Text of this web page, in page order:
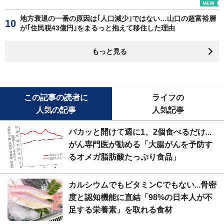
地方衰退の一番の原因は｢人口減少｣ではない…山口の超富裕層
が｢住民税43億円｣をまるっと抱えて移住した理由
もっと見る
この記事の読者に
人気の記事
ライフの
人気記事
パカッと開けて週に1、2個食べるだけ...
がん専門医が勧める「大腸がんを予防す
るオメガ脂肪酸たっぷり食品」
カルシウムでもビタミンCでもない...骨密
度と認知機能に直結「98%の日本人が不
足する栄養素」を取れる食材